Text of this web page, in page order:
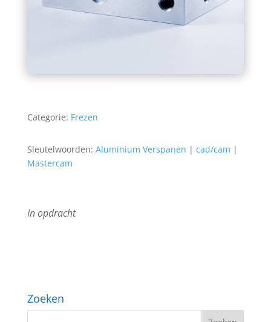
Categorie: Frezen
Sleutelwoorden: Aluminium Verspanen | cad/cam |
Mastercam
In opdracht
Zoeken